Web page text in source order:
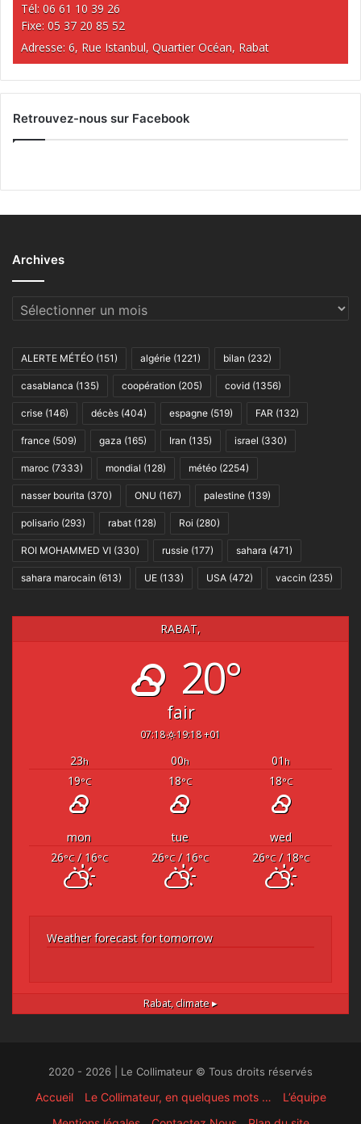
Tél: 06 61 10 39 26
Fixe: 05 37 20 85 52
Adresse: 6, Rue Istanbul, Quartier Océan, Rabat
Retrouvez-nous sur Facebook
Archives
Archives
ALERTE MÉTÉO (151) algérie (1221) bilan (232)
casablanca (135) coopération (205) covid (1356)
crise (146) décès (404) espagne (519) FAR (132)
france (509) gaza (165) Iran (135) israel (330)
maroc (7333) mondial (128) météo (2254)
nasser bourita (370) ONU (167) palestine (139)
polisario (293) rabat (128) Roi (280)
ROI MOHAMMED VI (330) russie (177) sahara (471)
sahara marocain (613) UE (133) USA (472) vaccin (235)
RABAT,
20°
fair
07:18 19:18 +01
23h 00h 01 h
19°C 18°C 18°C
mon tue
wed
26°C/ 16°C 26°C/ 16°C 26°C/ 18°C
Weather forecast for tomorrow
Rabat, climate ▸
2020 - 2026 | Le Collimateur © Tous droits réservés
Accueil Le Collimateur, en quelques mots …
L’équipe